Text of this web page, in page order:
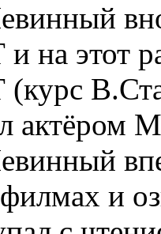
на этот
актёром
и